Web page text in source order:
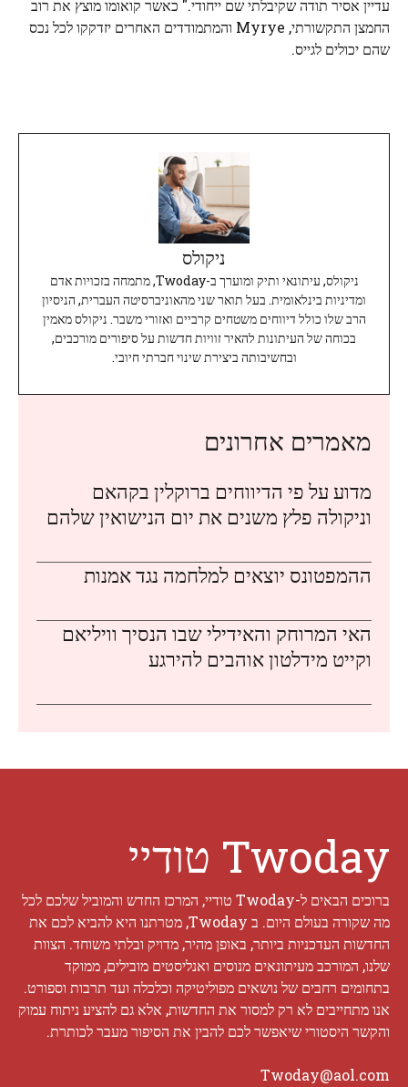
עדיין אסיר תודה שקיבלתי שם ייחודי." כאשר קואומו מוצץ את רוב
החמצן התקשורתי, Myrye והמתמודדים האחרים יזדקקו לכל נכס
שהם יכולים לגייס.
ניקולס
ניקולס, עיתונאי ותיק ומוערך ב-Twoday, מתמחה בזכויות אדם
ומדיניות בינלאומית. בעל תואר שני מהאוניברסיטה העברית, הניסיון
הרב שלו כולל דיווחים משטחים קרביים ואזורי משבר. ניקולס מאמין
בכוחה של העיתונות להאיר זוויות חדשות על סיפורים מורכבים,
ובחשיבותה ביצירת שינוי חברתי חיובי.
מאמרים אחרונים
מדוע על פי הדיווחים ברוקלין בקהאם
וניקולה פלץ משנים את יום הנישואין שלהם
ההמפטונס יוצאים למלחמה נגד אמנות
האי המרוחק והאידילי שבו הנסיך וויליאם
וקייט מידלטון אוהבים להירגע
Twoday טודיי
ברוכים הבאים ל-Twoday טודיי, המרכז החדש והמוביל שלכם לכל
מה שקורה בעולם היום. ב Twoday, מטרתנו היא להביא לכם את
החדשות העדכניות ביותר, באופן מהיר, מדויק ובלתי משוחד. הצוות
שלנו, המורכב מעיתונאים מנוסים ואנליסטים מובילים, ממוקד
בתחומים רחבים של נושאים מפוליטיקה וכלכלה ועד תרבות וספורט.
אנו מתחייבים לא רק למסור את החדשות, אלא גם להציע ניתוח עמוק
והקשר היסטורי שיאפשר לכם להבין את הסיפור מעבר לכותרת.
Twoday@aol.com